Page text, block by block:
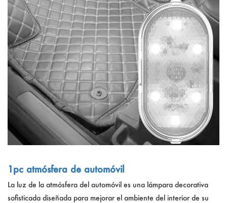
1pc atmósfera de automóvil
La luz de la atmósfera del automóvil es una lámpara decorativa
sofisticada diseñada para mejorar el ambiente del interior de su